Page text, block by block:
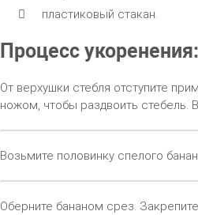
пластиковый стакан.
Процесс укоренения:
От верхушки стебля отступите
ножом, чтобы раздвоить стебель.
Возьмите половинку спелого
Оберните бананом срез.